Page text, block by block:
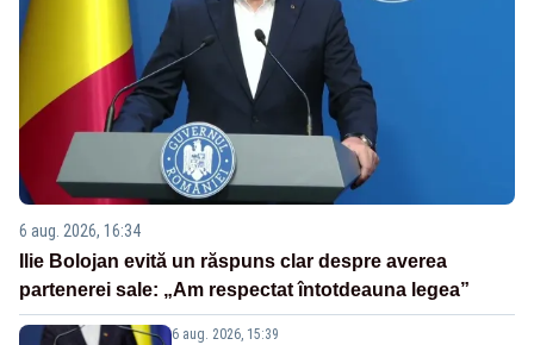
6 aug. 2026, 16:34
Ilie Bolojan evită un răspuns clar despre averea
partenerei sale: „Am respectat întotdeauna legea”
6 aug. 2026, 15:39